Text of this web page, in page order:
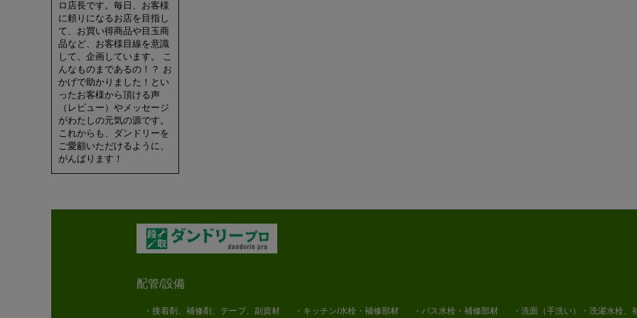
ロ店長です。毎日、お客様
に頼りになるお店を目指し
て、お買い得商品や目玉商
品など、お客様目線を意識
して、企画しています。 こ
んなものまであるの！？ お
かげで助かりました！とい
ったお客様から頂ける声
（レビュー）やメッセージ
がわたしの元気の源です。
これからも、ダンドリーを
ご愛顧いただけるように、
がんばります！
配管/設備
・接着剤、補修剤、テープ、副資材 ・キッチン/水栓・補修部材 ・バス水栓・補修部材 ・洗面（手洗い）・洗濯水栓、